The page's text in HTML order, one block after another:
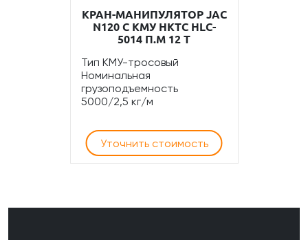
КРАН-МАНИПУЛЯТОР JAC
N120 С КМУ HKTC HLC-
5014 П.М 12 Т
Тип КМУ-тросовый
Номинальная
грузоподъемность
5000/2,5 кг/м
Уточнить стоимость